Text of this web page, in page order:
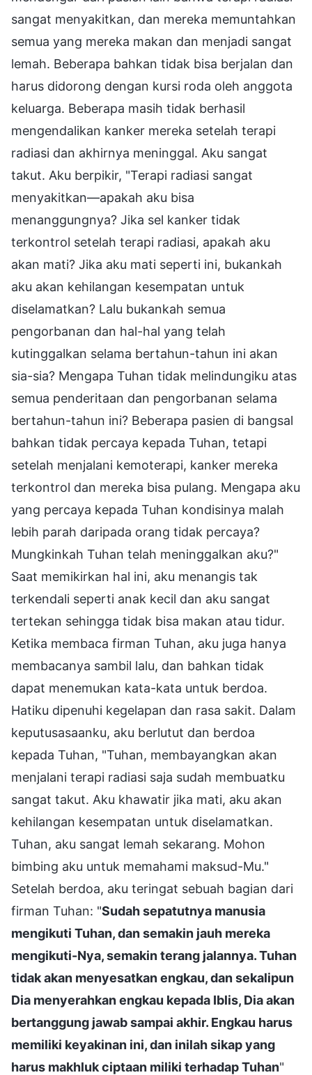
sangat menyakitkan, dan mereka memuntahkan
semua yang mereka makan dan menjadi sangat
lemah. Beberapa bahkan tidak bisa berjalan dan
harus didorong dengan kursi roda oleh anggota
keluarga. Beberapa masih tidak berhasil
mengendalikan kanker mereka setelah terapi
radiasi dan akhirnya meninggal. Aku sangat
takut. Aku berpikir, "Terapi radiasi sangat
menyakitkan—apakah aku bisa
menanggungnya? Jika sel kanker tidak
terkontrol setelah terapi radiasi, apakah aku
akan mati? Jika aku mati seperti ini, bukankah
aku akan kehilangan kesempatan untuk
diselamatkan? Lalu bukankah semua
pengorbanan dan hal-hal yang telah
kutinggalkan selama bertahun-tahun ini akan
sia-sia? Mengapa Tuhan tidak melindungiku atas
semua penderitaan dan pengorbanan selama
bertahun-tahun ini? Beberapa pasien di bangsal
bahkan tidak percaya kepada Tuhan, tetapi
setelah menjalani kemoterapi, kanker mereka
terkontrol dan mereka bisa pulang. Mengapa aku
yang percaya kepada Tuhan kondisinya malah
lebih parah daripada orang tidak percaya?
Mungkinkah Tuhan telah meninggalkan aku?"
Saat memikirkan hal ini, aku menangis tak
terkendali seperti anak kecil dan aku sangat
tertekan sehingga tidak bisa makan atau tidur.
Ketika membaca firman Tuhan, aku juga hanya
membacanya sambil lalu, dan bahkan tidak
dapat menemukan kata-kata untuk berdoa.
Hatiku dipenuhi kegelapan dan rasa sakit. Dalam
keputusasaanku, aku berlutut dan berdoa
kepada Tuhan, "Tuhan, membayangkan akan
menjalani terapi radiasi saja sudah membuatku
sangat takut. Aku khawatir jika mati, aku akan
kehilangan kesempatan untuk diselamatkan.
Tuhan, aku sangat lemah sekarang. Mohon
bimbing aku untuk memahami maksud-Mu."
Setelah berdoa, aku teringat sebuah bagian dari
firman Tuhan: "Sudah sepatutnya manusia
mengikuti Tuhan, dan semakin jauh mereka
mengikuti-Nya, semakin terang jalannya. Tuhan
tidak akan menyesatkan engkau, dan sekalipun
Dia menyerahkan engkau kepada Iblis, Dia akan
bertanggung jawab sampai akhir. Engkau harus
memiliki keyakinan ini, dan inilah sikap yang
harus makhluk ciptaan miliki terhadap Tuhan"